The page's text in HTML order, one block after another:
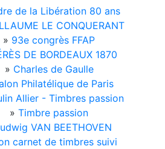
de la Libération 80 ans
LE CONQUERANT
» 93e congrès FFAP
DE BORDEAUX 1870
» Charles de Gaulle
Philatélique de Paris
Allier - Timbres passion
» Timbre passion
VAN BEETHOVEN
carnet de timbres suivi